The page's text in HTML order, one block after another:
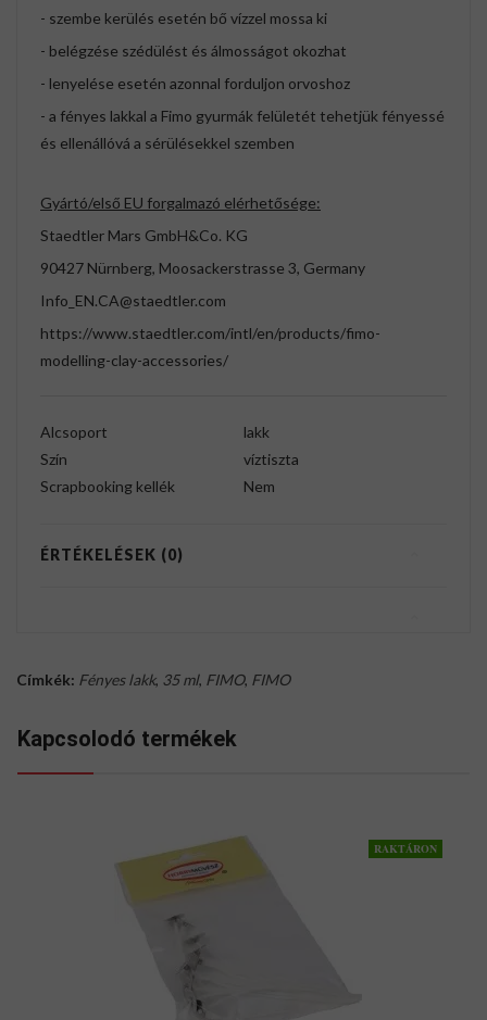
- szembe kerülés esetén bő vízzel mossa ki
- belégzése szédülést és álmosságot okozhat
- lenyelése esetén azonnal forduljon orvoshoz
- a fényes lakkal a Fimo gyurmák felületét tehetjük fényessé
és ellenállóvá a sérülésekkel szemben
Gyártó/első EU forgalmazó elérhetősége:
Staedtler Mars GmbH&Co. KG
90427 Nürnberg, Moosackerstrasse 3, Germany
Info_EN.CA@staedtler.com
https://www.staedtler.com/intl/en/products/fimo-
modelling-clay-accessories/
Alcsoport
lakk
Szín
víztiszta
Scrapbooking kellék
Nem
ÉRTÉKELÉSEK (0)
Címkék: Fényes lakk, 35 ml, FIMO, FIMO
Kapcsolodó termékek
RAKTÁRON